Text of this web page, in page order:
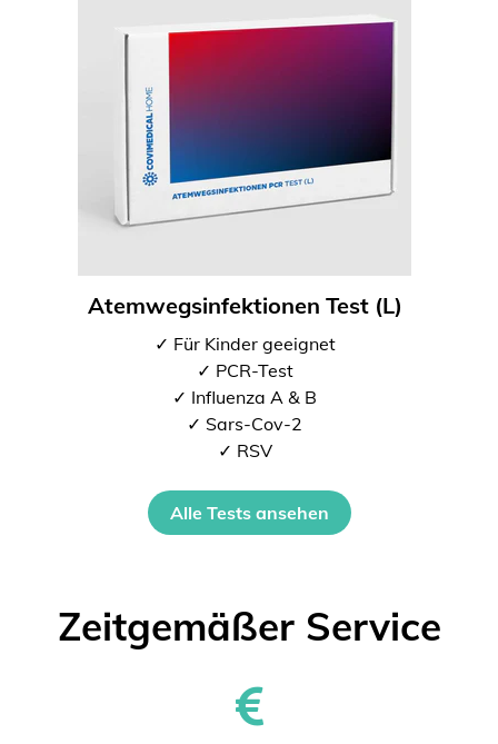
Atemwegsinfektionen Test (L)
✓ Für Kinder geeignet
✓ PCR-Test
✓ Influenza A & B
✓ Sars-Cov-2
✓ RSV
Alle Tests ansehen
Zeitgemäßer Service